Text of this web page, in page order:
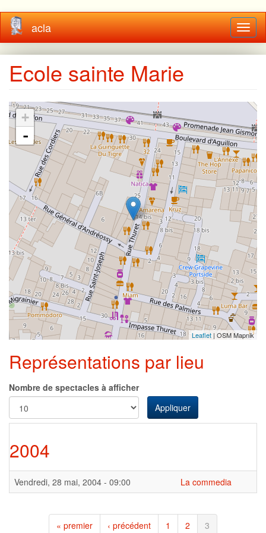
Aller
au
contenu
principal
acla
Ecole sainte Marie
+
-
Leaflet | OSM Mapnik
Représentations par lieu
Nombre de spectacles à afficher
Appliquer
2004
Vendredi, 28 mai, 2004 - 09:00 La commedia
« premier ‹ précédent 1 2 3